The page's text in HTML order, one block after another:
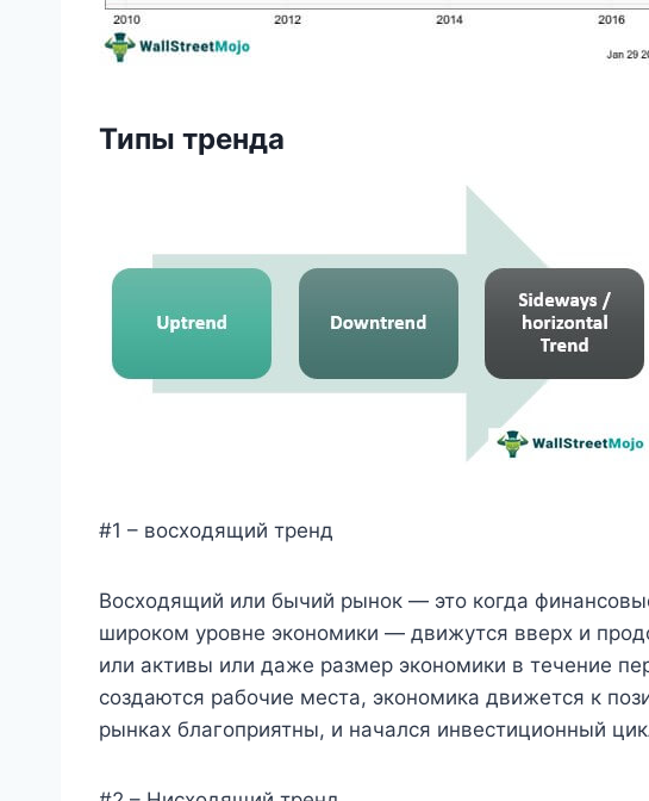
Типы тренда
#1 – восходящий тренд
Восходящий или бычий рынок — это когда
широком уровне экономики — движутся вверх и
или активы или даже размер экономики в течение
создаются рабочие места, экономика движется к
рынках благоприятны, и начался инвестиционный